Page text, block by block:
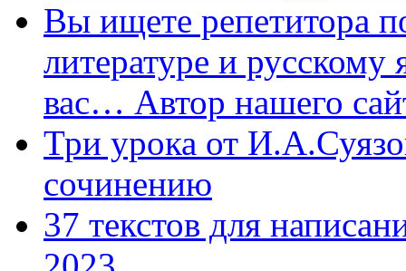
Вы ищете репетитора
литературе и
вас… Автор нашего
Три урока от
сочинению
37 текстов для